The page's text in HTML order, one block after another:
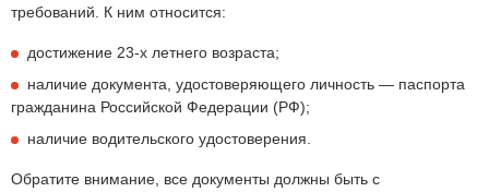
требований. К ним относится:
достижение 23-х летнего возраста;
наличие документа, удостоверяющего личность — паспорта
гражданина Российской Федерации (РФ);
наличие водительского удостоверения.
Обратите внимание, все документы должны быть с